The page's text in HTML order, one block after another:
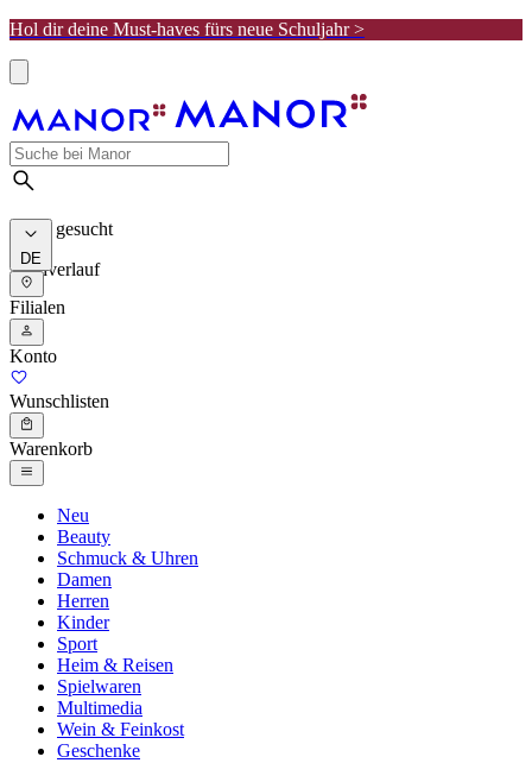
Hol dir deine Must-haves fürs neue Schuljahr >
Meist gesucht
Suchverlauf
DE
Filialen
Konto
Wunschlisten
Warenkorb
Neu
Beauty
Schmuck & Uhren
Damen
Herren
Kinder
Sport
Heim & Reisen
Spielwaren
Multimedia
Wein & Feinkost
Geschenke